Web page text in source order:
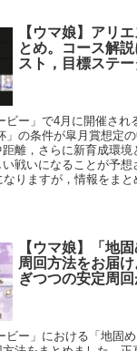
【ウマ娘】アリ
とめ。コース解
スト，目標ステ
ビー」で4月に開催され
」の条件が皐月賞想定
離，さらに新育成環境
戦いになることが予想
りますが，情報をま
【ウマ娘】「地
周回方法をお届
ぎつつの安定周
ビー」における「地固